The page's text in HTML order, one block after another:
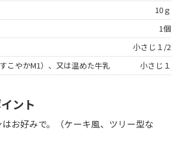
10ｇ
1個
小さじ１/2
こやかM1）、又は温めた牛乳
小さじ１
ント
お好みで。（ケーキ風、ツリー型な